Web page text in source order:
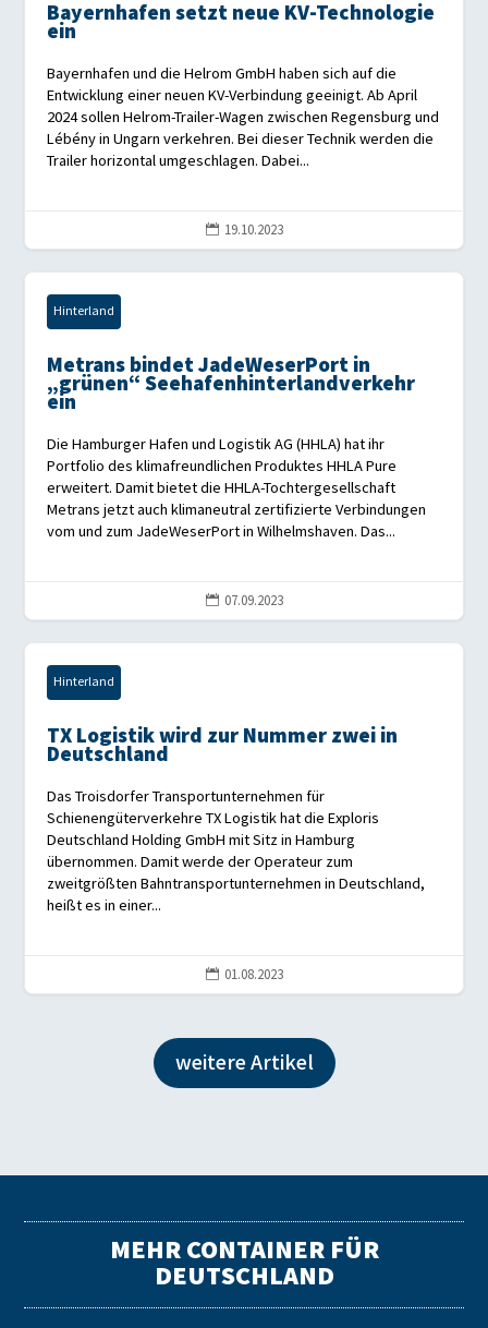
Bayernhafen setzt neue KV-Technologie
ein
Bayernhafen und die Helrom GmbH haben sich auf die
Entwicklung einer neuen KV-Verbindung geeinigt. Ab April
2024 sollen Helrom-Trailer-Wagen zwischen Regensburg und
Lébény in Ungarn verkehren. Bei dieser Technik werden die
Trailer horizontal umgeschlagen. Dabei...
 19.10.2023
Hinterland
Metrans bindet JadeWeserPort in
„grünen“ Seehafenhinterlandverkehr
ein
Die Hamburger Hafen und Logistik AG (HHLA) hat ihr
Portfolio des klimafreundlichen Produktes HHLA Pure
erweitert. Damit bietet die HHLA-Tochtergesellschaft
Metrans jetzt auch klimaneutral zertifizierte Verbindungen
vom und zum JadeWeserPort in Wilhelmshaven. Das...
 07.09.2023
Hinterland
TX Logistik wird zur Nummer zwei in
Deutschland
Das Troisdorfer Transportunternehmen für
Schienengüterverkehre TX Logistik hat die Exploris
Deutschland Holding GmbH mit Sitz in Hamburg
übernommen. Damit werde der Operateur zum
zweitgrößten Bahntransportunternehmen in Deutschland,
heißt es in einer...
 01.08.2023
weitere Artikel
MEHR CONTAINER FÜR
DEUTSCHLAND